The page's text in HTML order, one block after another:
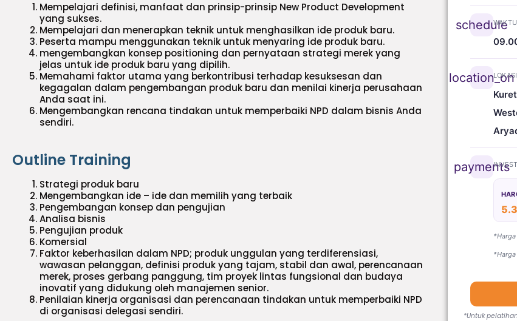
Mempelajari definisi, manfaat dan prinsip-prinsip New Product Development
yang sukses.
Mempelajari dan menerapkan teknik untuk menghasilkan ide produk baru.
Peserta mampu menggunakan teknik untuk menyaring ide produk baru.
mengembangkan konsep positioning dan pernyataan strategi merek yang
jelas untuk ide produk baru yang dipilih.
Memahami faktor utama yang berkontribusi terhadap kesuksesan dan
kegagalan dalam pengembangan produk baru dan menilai kinerja perusahaan
Anda saat ini.
Mengembangkan rencana tindakan untuk memperbaiki NPD dalam bisnis Anda
sendiri.
Outline Training
Strategi produk baru
Mengembangkan ide – ide dan memilih yang terbaik
Pengembangan konsep dan pengujian
Analisa bisnis
Pengujian produk
Komersial
Faktor keberhasilan dalam NPD; produk unggulan yang terdiferensiasi,
wawasan pelanggan, definisi produk yang tajam, stabil dan awal, perencanaan
merek, proses gerbang panggung, tim proyek lintas fungsional dan budaya
inovatif yang didukung oleh manajemen senior.
Penilaian kinerja organisasi dan perencanaan tindakan untuk memperbaiki NPD
di organisasi delegasi sendiri.
schedule
WAKTU
location_on
LOKASI
payments
*Untuk